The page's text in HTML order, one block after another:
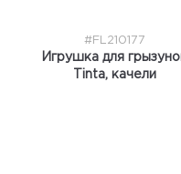
#FL210177
Игрушка для
Tinta, качели